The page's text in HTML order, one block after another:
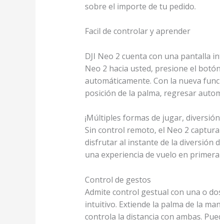
sobre el importe de tu pedido.
Facil de controlar y aprender
DJI Neo 2 cuenta con una pantalla
Neo 2 hacia usted, presione el
automáticamente. Con la nueva
posición de la palma, regresar
¡Múltiples formas de jugar,
Sin control remoto, el Neo 2
disfrutar al instante de la diversión
una experiencia de vuelo en
Control de gestos
Admite control gestual con una o
intuitivo. Extiende la palma de la
controla la distancia con ambas.